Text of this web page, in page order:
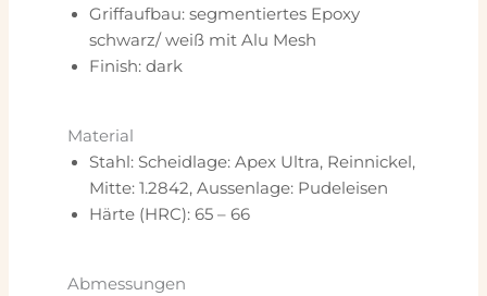
Griffaufbau: segmentiertes Epoxy
schwarz/ weiß mit Alu Mesh
Finish: dark
Material
Stahl: Scheidlage: Apex Ultra, Reinnickel,
Mitte: 1.2842, Aussenlage: Pudeleisen
Härte (HRC): 65 – 66
Abmessungen